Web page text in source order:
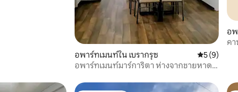
อพาร์ทเมนท์ใน เบรากรุซ คะแนนเฉลี่ย
5 (9)
อพาร์ทเมนท์มาร์การิตา ห่างจากชายหาด 2
อพ
คา